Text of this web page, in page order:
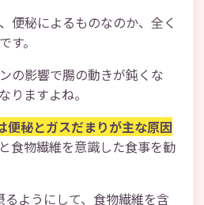
便秘によるものなのか、全く
す。
の影響で腸の動きが鈍くな
りますよね。
便秘とガスだまりが主な原因
食物繊維を意識した食事を勧
ようにして、食物繊維を含